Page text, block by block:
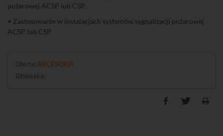
pożarowej ACSP lub CSP.
• Zastosowanie w instalacjach systemów sygnalizacji pożarowej
ACSP lub CSP
Oferta: AKCESORIA
Biblioteka: